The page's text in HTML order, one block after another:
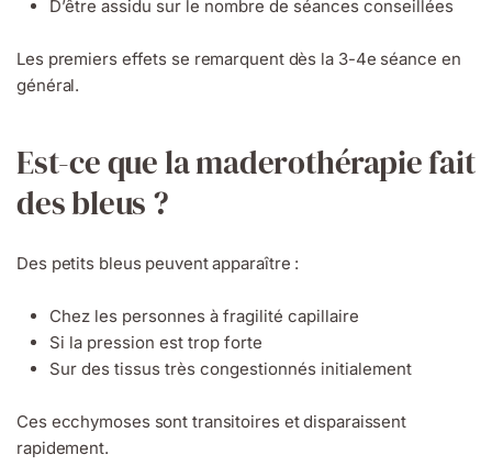
D’être assidu sur le nombre de séances conseillées
Les premiers effets se remarquent dès la 3-4e séance en
général.
Est-ce que la maderothérapie fait
des bleus ?
Des petits bleus peuvent apparaître :
Chez les personnes à fragilité capillaire
Si la pression est trop forte
Sur des tissus très congestionnés initialement
Ces ecchymoses sont transitoires et disparaissent
rapidement.